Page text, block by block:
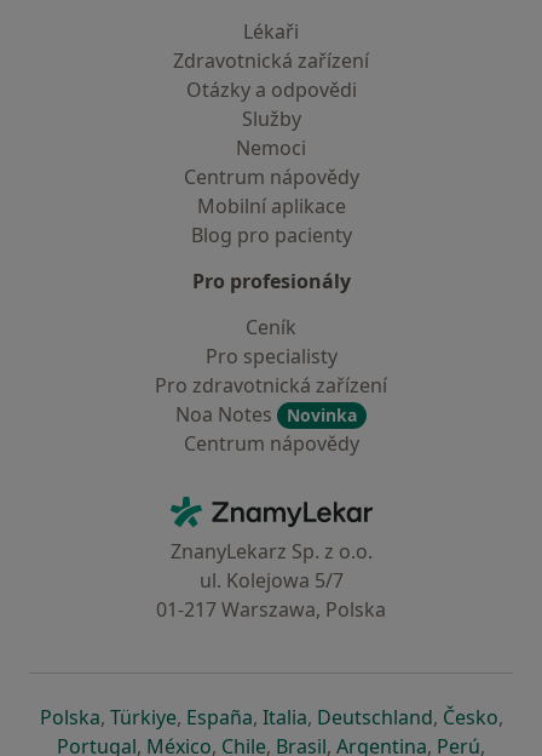
Lékaři
Zdravotnická zařízení
Otázky a odpovědi
Služby
Nemoci
Centrum nápovědy
Mobilní aplikace
Blog pro pacienty
Pro profesionály
Ceník
Pro specialisty
Pro zdravotnická zařízení
Noa Notes
Novinka
Centrum nápovědy
ZnamyLekar - Hlavní stránka
ZnanyLekarz Sp. z o.o.
ul. Kolejowa 5/7
01-217 Warszawa, Polska
Polskase otevře v nové záložce
, Türkiyese otevře v nové záložce
, Españase otevře v nové záložce
, Italiase otevře v nové záložce
, Deutschlandse otevře v
, Českose
,
Portugalse otevře v nové záložce
, Méxicose otevře v nové záložce
, Chilese otevře v nové záložce
, Brasilse otevře v nové
, Argentinase otevře v
, Perúse
,